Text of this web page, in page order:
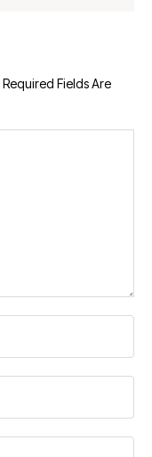
Required Fields Are